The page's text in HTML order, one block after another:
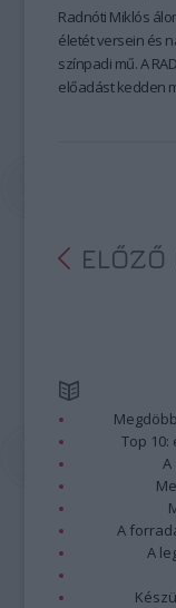
Radnóti Miklós
életét versein és
színpadi mű. A
előadást kedden
ELŐZŐ
Top
A
A
A